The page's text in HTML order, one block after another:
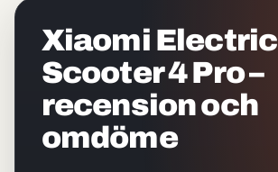
Xiaomi Electric
Scooter 4 Pro –
recension och
omdöme